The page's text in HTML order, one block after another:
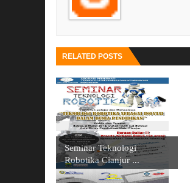
RELATED POSTS
Seminar Teknologi
Robotika Cianjur ...